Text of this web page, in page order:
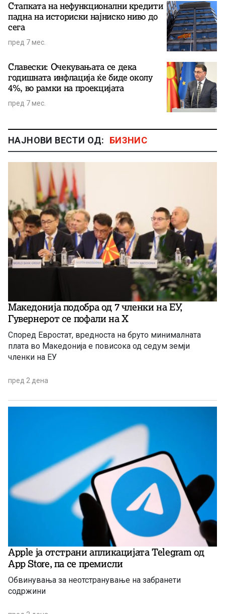
Стапката на нефункционални кредити
падна на историски најниско ниво до
сега
пред 7 мес.
Славески: Очекувањата се дека
годишната инфлација ќе биде околу
4%, во рамки на проекцијата
пред 7 мес.
НАЈНОВИ ВЕСТИ ОД: БИЗНИС
Македонија подобра од 7 членки на ЕУ,
Гувернерот се пофали на Х
Според Евростат, вредноста на бруто минималната
плата во Македонија е повисока од седум земји
членки на ЕУ
пред 2 дена
Apple ја отстрани апликацијата Telegram од
App Store, па се премисли
Обвинувања за неотстранување на забранети
содржини